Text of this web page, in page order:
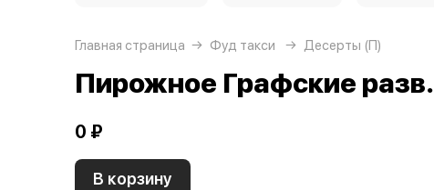
Главная страница Фуд такси Десерты (П)
Пирожное Графские разв.
0 ₽
В корзину